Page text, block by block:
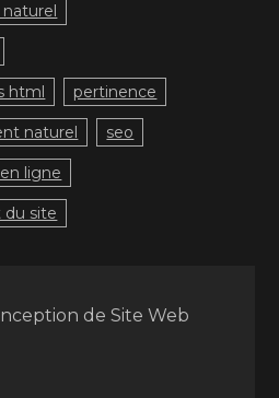
html pertinence
naturel seo
ligne
du site
de Site Web